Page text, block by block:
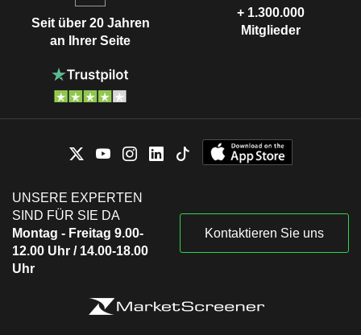
Seit über 20 Jahren
an Ihrer Seite
+ 1.300.000
Mitglieder
UNSERE EXPERTEN
SIND FÜR SIE DA
Montag - Freitag 9.00-
12.00 Uhr / 14.00-18.00
Uhr
Kontaktieren Sie uns